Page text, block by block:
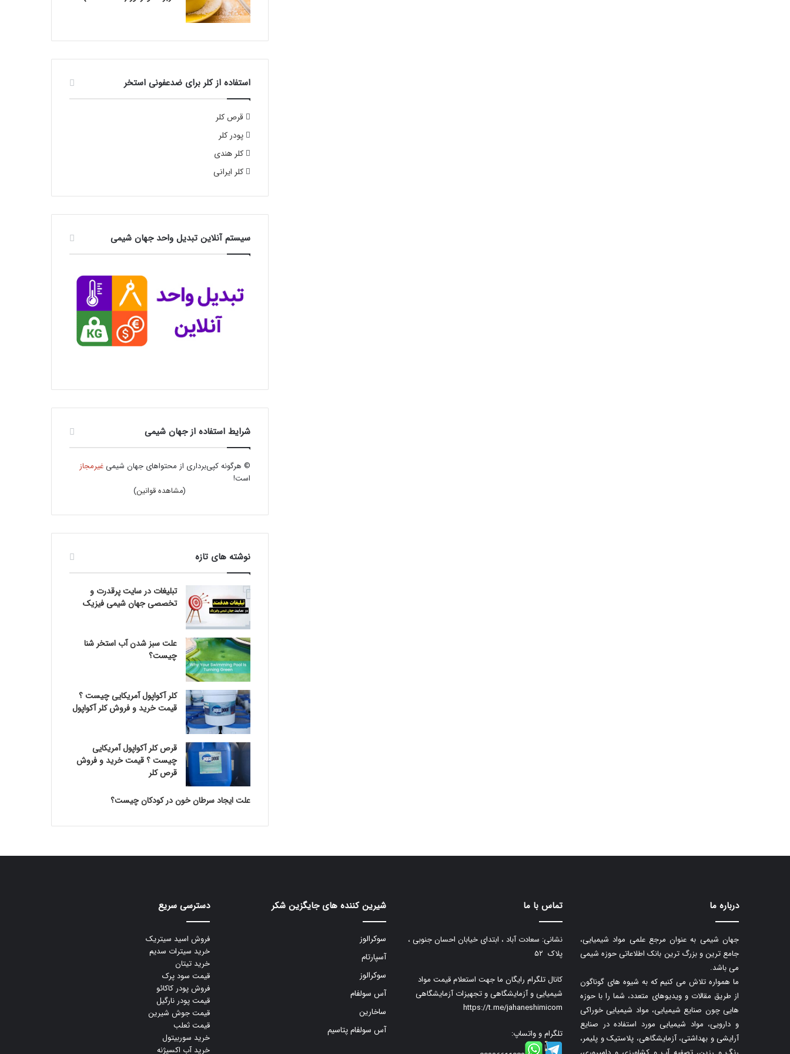
استفاده از کلر برای ضدعفونی استخر
قرص کلر
پودر کلر
کلر هندی
کلر ایرانی
سیستم آنلاین تبدیل واحد جهان شیمی
شرایط استفاده از جهان شیمی
© هرگونه کپی‌برداری از محتواهای جهان شیمیغیرمجاز
است!
(مشاهده قوانین)
نوشته های تازه
تبلیغات در سایت پرقدرت و
تخصصی جهان شیمی فیزیک
علت سبز شدن آب استخر شنا
چیست؟
کلر آکواپول آمریکایی چیست ؟
قیمت خرید و فروش کلر آکواپول
قرص کلر آکواپول آمریکایی
چیست ؟ قیمت خرید و فروش
قرص کلر
علت ایجاد سرطان خون در کودکان چیست؟
درباره ما
جهان شیمی به عنوان مرجع علمی مواد شیمیایی،
جامع ترین و بزرگ ترین بانک اطلاعاتی حوزه شیمی
می باشد.
ما همواره تلاش می کنیم که به شیوه های گوناگون
از طریق مقالات و ویدیوهای متعدد، شما را با حوزه
هایی چون صنایع شیمیایی، مواد شیمیایی خوراکی
و دارویی، مواد شیمیایی مورد استفاده در صنایع
آرایشی و بهداشتی، آزمایشگاهی، پلاستیک و پلیمر،
تماس با ما
نشانی: سعادت آباد ، ابتدای خیابان احسان جنوبی ،
پلاک ۵۲
کانال تلگرام رایگان ما جهت استعلام قیمت مواد
شیمیایی و آزمایشگاهی و تجهیزات آزمایشگاهی
https://t.me/jahaneshimicom
تلگرام و واتساپ:
شیرین کننده های جایگزین شکر
سوکرالوز
آسپارتام
سوکرالوز
آس سولفام
ساخارین
آس سولفام پتاسیم
دسترسی سریع
فروش اسید سیتریک
خرید سیترات سدیم
خرید تیتان
قیمت سود پرک
فروش پودر کاکائو
قیمت پودر نارگیل
قیمت جوش شیرین
قیمت ثعلب
خرید سوربیتول
خرید آب اکسیژنه